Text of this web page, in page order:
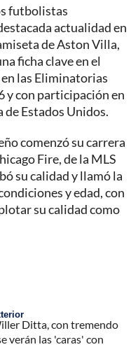
futbolistas
actualidad en
de Aston Villa,
ficha clave en el
las Eliminatorias
y con participación en
Estados Unidos.
comenzó su carrera
Fire, de la MLS
su calidad y llamó la
y edad, con
su calidad como
Ditta, con tremendo
verán las 'caras' con